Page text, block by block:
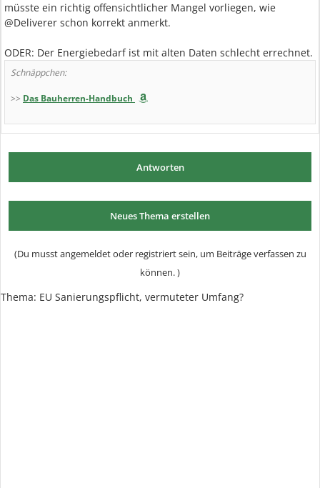
müsste ein richtig offensichtlicher Mangel vorliegen, wie
@Deliverer schon korrekt anmerkt.
ODER: Der Energiebedarf ist mit alten Daten schlecht errechnet.
Schnäppchen:
>> Das Bauherren-Handbuch
Antworten
Neues Thema erstellen
(Du musst angemeldet oder registriert sein, um Beiträge verfassen zu
können. )
Thema: EU Sanierungspflicht, vermuteter Umfang?